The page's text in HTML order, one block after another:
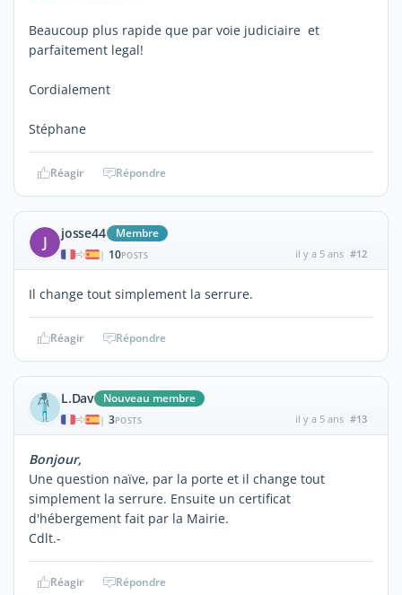
Beaucoup plus rapide que par voie judiciaire et
parfaitement legal!
Cordialement
Stéphane
Réagir Répondre
J josse44 Membre
| 10POSTS il y a 5 ans #12
Il change tout simplement la serrure.
Réagir Répondre
L.Dav Nouveau membre
| 3POSTS il y a 5 ans #13
Bonjour,
Une question naïve, par la porte et il change tout
simplement la serrure. Ensuite un certificat
d'hébergement fait par la Mairie.
Cdlt.-
Réagir Répondre